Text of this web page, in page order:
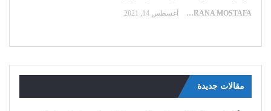
RANA MOSTAFA أغسطس 14, 2021
مقالات جديدة